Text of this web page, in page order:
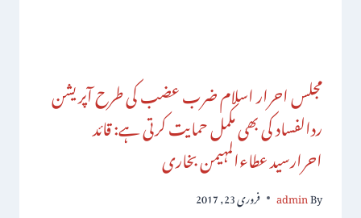
مجلس احرار اسلام ضرب عضب کی طرح آپریشن
ردالفساد کی بھی مکمل حمایت کرتی ہے: قائد
احرارسید عطاءالمہیمن بخاری
By
admin فروری 23, 2017